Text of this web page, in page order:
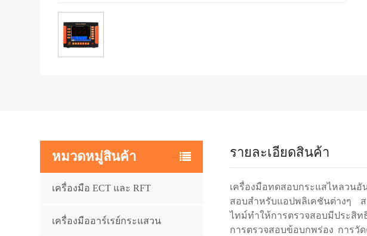
รายละเอียดสินค้า
เครื่องมือทดสอบกระแสไหลวนอั
สอบสำหรับแอปพลิเคชันต่างๆ ส
ไทม์ทำให้การตรวจสอบมีประสิท
การตรวจสอบข้อบกพร่อง การวั
หมวดหมู่สินค้า
เครื่องมือ ECT และ RFT
เครื่องมืออาร์เรย์กระแสวน